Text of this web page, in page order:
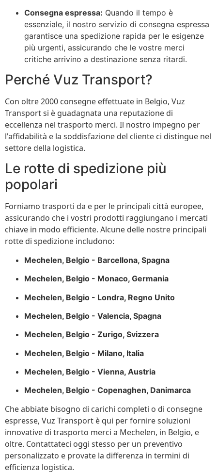
Consegna espressa: Quando il tempo è
essenziale, il nostro servizio di consegna espressa
garantisce una spedizione rapida per le esigenze
più urgenti, assicurando che le vostre merci
critiche arrivino a destinazione senza ritardi.
Perché Vuz Transport?
Con oltre 2000 consegne effettuate in Belgio, Vuz
Transport si è guadagnata una reputazione di
eccellenza nel trasporto merci. Il nostro impegno per
l'affidabilità e la soddisfazione del cliente ci distingue nel
settore della logistica.
Le rotte di spedizione più
popolari
Forniamo trasporti da e per le principali città europee,
assicurando che i vostri prodotti raggiungano i mercati
chiave in modo efficiente. Alcune delle nostre principali
rotte di spedizione includono:
Mechelen, Belgio - Barcellona, Spagna
Mechelen, Belgio - Monaco, Germania
Mechelen, Belgio - Londra, Regno Unito
Mechelen, Belgio - Valencia, Spagna
Mechelen, Belgio - Zurigo, Svizzera
Mechelen, Belgio - Milano, Italia
Mechelen, Belgio - Vienna, Austria
Mechelen, Belgio - Copenaghen, Danimarca
Che abbiate bisogno di carichi completi o di consegne
espresse, Vuz Transport è qui per fornire soluzioni
innovative di trasporto merci a Mechelen, in Belgio, e
oltre. Contattateci oggi stesso per un preventivo
personalizzato e provate la differenza in termini di
efficienza logistica.